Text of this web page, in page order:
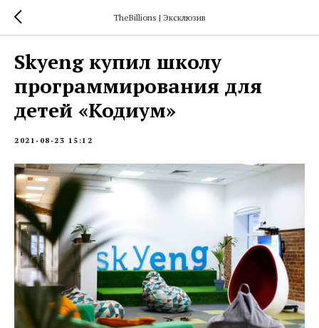
TheBillions | Эксклюзив
Skyeng купил школу
программирования для
детей «Кодиум»
2021-08-23 15:12